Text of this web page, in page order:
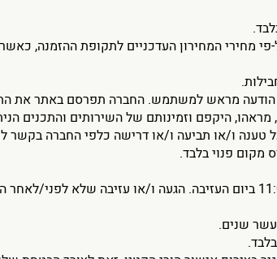
מחירי המחירון העדכניים לתקופת ההזמנה,
היקפם וזמינותם של השירותים והתכנים
ו/או תביעה ו/או דרישה כלפי החברה בקשר
4.8. שהות המזמין במלון ביום ההגעה - החל משעה 15:00 ועד השעה 11:00 ביום